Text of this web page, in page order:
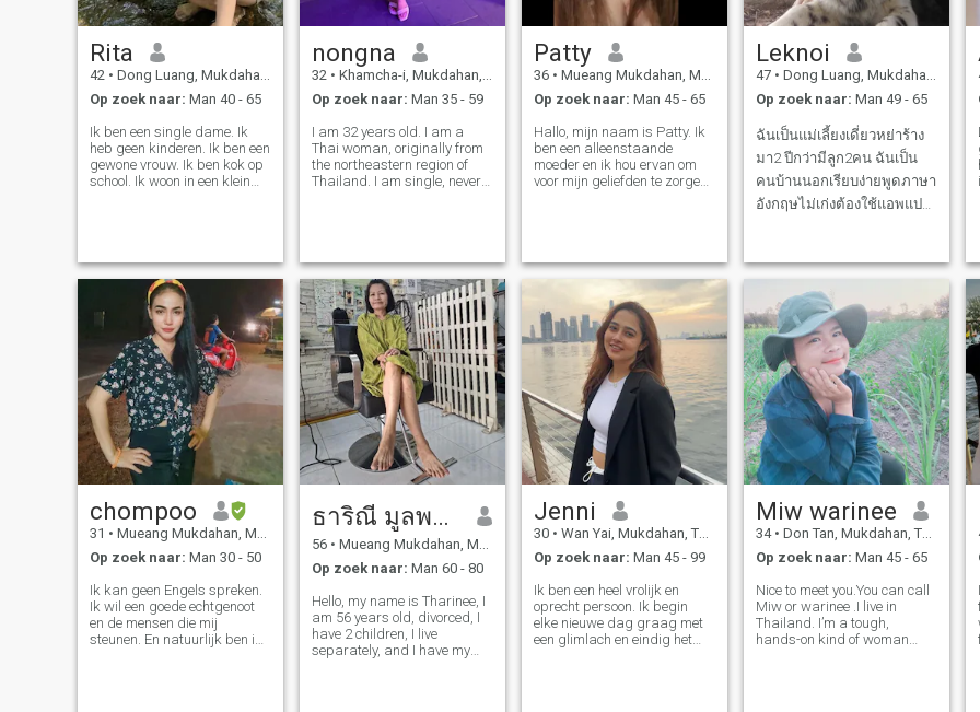
Rita
42 • Dong Luang, Mukdahan, Thailand
Op zoek naar: Man 40 - 65
Ik ben een single dame. Ik
heb geen kinderen. Ik ben een
gewone vrouw. Ik ben kok op
school. Ik woon in een klein
ontmoeten en een eerlijke,
oprechte, warme man.
nongna
32 • Khamcha-i, Mukdahan, Thailand
Op zoek naar: Man 35 - 59
I am 32 years old. I am a
Thai woman, originally from
the northeastern region of
Thailand. I am single, never
have long black hair, and a
good f
Patty
36 • Mueang Mukdahan, Mukdahan, Thailand
Op zoek naar: Man 45 - 65
Hallo, mijn naam is Patty. Ik
ben een alleenstaande
moeder en ik hou ervan om
voor mijn geliefden te zorgen.
kan worden in de toekomst.
Ik geloof dat ik op een dag
een minnaar zal vinden die
zo serieus over de relatie is
als ik. Ik ben klaar om voor
hem te zorgen en samen met
hem te leren. Ik ben klaar om
mijn geliefde te respecteren
en klaar om eerlijk te zijn.
Leknoi
47 • Dong Luang, Mukdahan, Thailand
Op zoek naar: Man 49 - 65
ฉันเป็นแม่เลี้ยงเดี่ยวหย่าร้าง
มา2 ปีกว่ามีลูก2คน ฉันเป็น
คนบ้านนอกเรียบง่ายพูดภาษา
อังกฤษไม่เก่งต้องใช้แอพแปล
ชอบนินทา ไม่เที่ยวกลางคืน
ไม่เล่นการพนัน ไม่ยุ่งเกี่ยวกับ
ยาเสพติด เป็นคนจริงไม่เล่น
เกมส
chompoo
31 • Mueang Mukdahan, Mukdahan, Thailand
Op zoek naar: Man 30 - 50
Ik kan geen Engels spreken.
Ik wil een goede echtgenoot
en de mensen die mij
steunen. En natuurlijk ben ik
ธาริณี มูลพรม
56 • Mueang Mukdahan, Mukdahan, Thailand
Op zoek naar: Man 60 - 80
Hello, my name is Tharinee, I
am 56 years old, divorced, I
have 2 children, I live
separately, and I have my
Jenni
30 • Wan Yai, Mukdahan, Thailand
Op zoek naar: Man 45 - 99
Ik ben een heel vrolijk en
oprecht persoon. Ik begin
elke nieuwe dag graag met
een glimlach en eindig het
Miw warinee
34 • Don Tan, Mukdahan, Thailand
Op zoek naar: Man 45 - 65
Nice to meet you.You can call
Miw or warinee .I live in
Thailand. I’m a tough,
hands-on kind of woman